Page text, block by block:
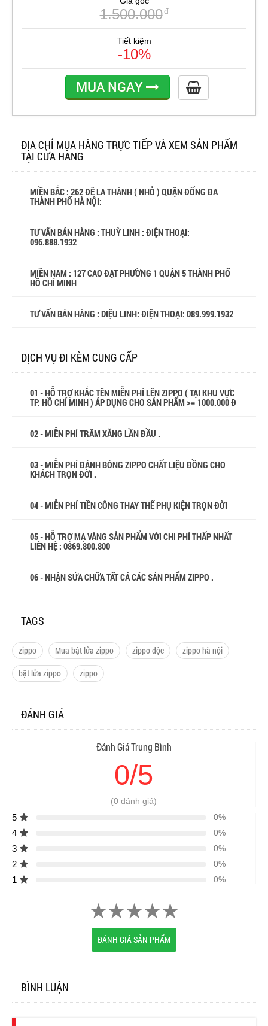
1.500.000đ
Tiết kiệm
-10%
MUA NGAY
ĐỊA CHỈ MUA HÀNG TRỰC TIẾP VÀ XEM SẢN PHẨM
TẠI CỬA HÀNG
MIỀN BẮC : 262 ĐÊ LA THÀNH ( NHỎ ) QUẬN ĐỐNG ĐA
THÀNH PHỐ HÀ NỘI:
TƯ VẤN BÁN HÀNG : THUỲ LINH : ĐIỆN THOẠI:
096.888.1932
MIỀN NAM : 127 CAO ĐẠT PHƯỜNG 1 QUẬN 5 THÀNH PHỐ
HỒ CHÍ MINH
TƯ VẤN BÁN HÀNG : DIỆU LINH: ĐIỆN THOẠI: 089.999.1932
DỊCH VỤ ĐI KÈM CUNG CẤP
01 - HỖ TRỢ KHẮC TÊN MIỄN PHÍ LÊN ZIPPO ( TẠI KHU VỰC
TP. HỒ CHÍ MINH ) ÁP DỤNG CHO SẢN PHẨM >= 1000.000 Đ
02 - MIỄN PHÍ TRÂM XĂNG LẦN ĐẦU .
03 - MIỄN PHÍ ĐÁNH BÓNG ZIPPO CHẤT LIỆU ĐỒNG CHO
KHÁCH TRỌN ĐỜI .
04 - MIỄN PHÍ TIỀN CÔNG THAY THẾ PHỤ KIỆN TRỌN ĐỜI
05 - HỖ TRỢ MẠ VÀNG SẢN PHẨM VỚI CHI PHÍ THẤP NHẤT
LIÊN HỆ : 0869.800.800
06 - NHẬN SỬA CHỮA TẤT CẢ CÁC SẢN PHẨM ZIPPO .
TAGS
zippo Mua bật lửa zippo zippo độc
zippo hà nội
bật lửa zippo
zippo
ĐÁNH GIÁ
Đánh Giá Trung Bình
0/5
(0 đánh giá)
5 0%
4 0%
3 0%
2 0%
1 0%
ĐÁNH GIÁ SẢN PHẨM
BÌNH LUẬN